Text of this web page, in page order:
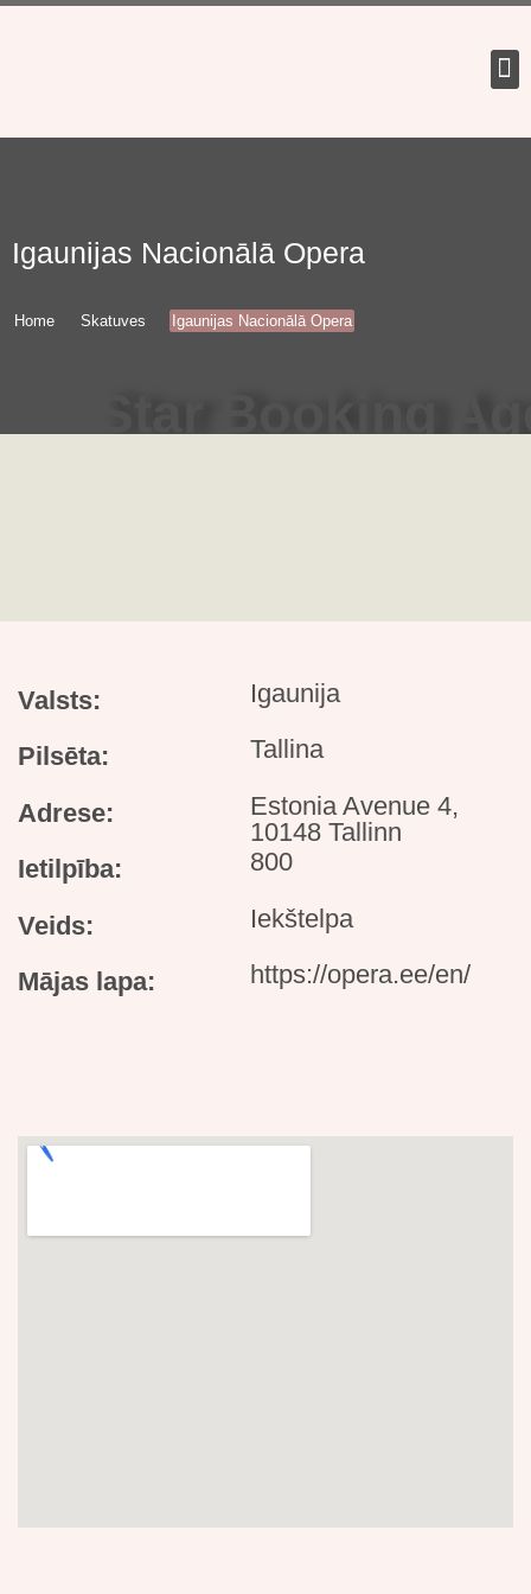
Igaunijas Nacionālā Opera
Home Skatuves Igaunijas Nacionālā Opera
Valsts: Igaunija
Pilsēta: Tallina
Adrese:
Estonia Avenue 4,
10148 Tallinn
Ietilpība:
800
Veids: Iekštelpa
Mājas lapa: https://opera.ee/en/